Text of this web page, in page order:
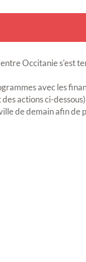
Occitanie s'est
avec les
actions ci-dessous)
de demain afin de